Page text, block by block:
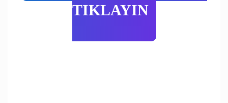
TIKLAYIN